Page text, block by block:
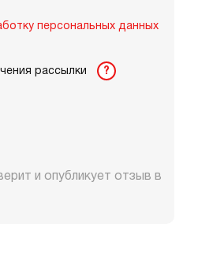
персональных данных
рассылки ?
и опубликует отзыв в